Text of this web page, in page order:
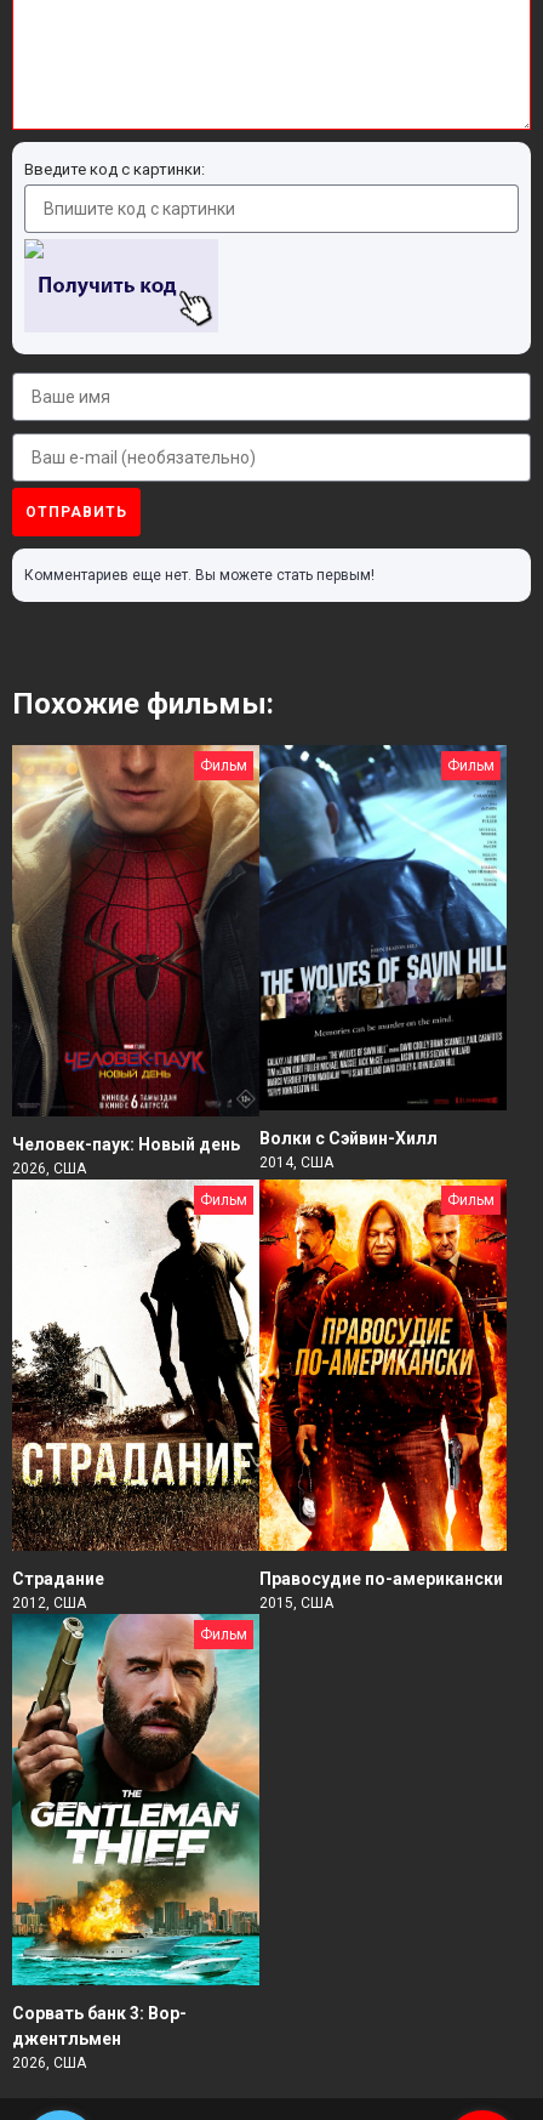
Введите код с картинки:
ОТПРАВИТЬ
Комментариев еще нет. Вы можете стать первым!
Похожие фильмы:
Фильм
Человек-паук: Новый день
2026, США
Фильм
Волки с Сэйвин-Хилл
2014, США
Фильм
Страдание
2012, США
Фильм
Правосудие по-американски
2015, США
Фильм
Сорвать банк 3: Вор-
джентльмен
2026, США